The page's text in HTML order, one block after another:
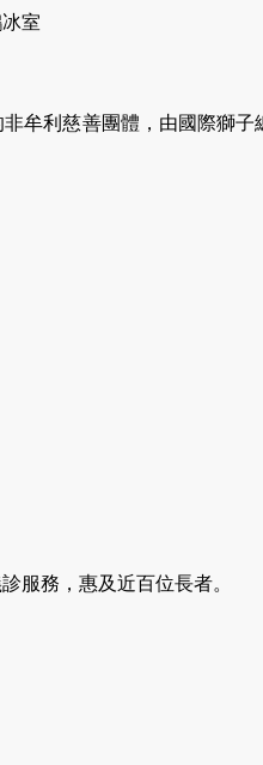
室
牟利慈善團體，由國際獅
服務，惠及近百位長者。